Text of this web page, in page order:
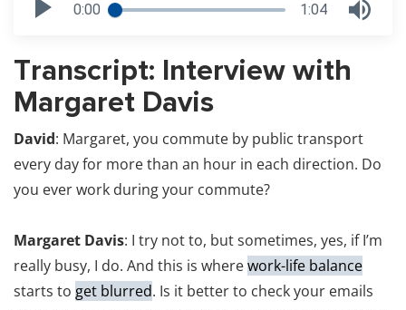
0:00 1:04
Transcript: Interview with
Margaret Davis
David: Margaret, you commute by public transport
every day for more than an hour in each direction. Do
you ever work during your commute?
Margaret Davis: I try not to, but sometimes, yes, if I’m
really busy, I do. And this is wherework-life balance
starts to get blurred. Is it better to check your emails